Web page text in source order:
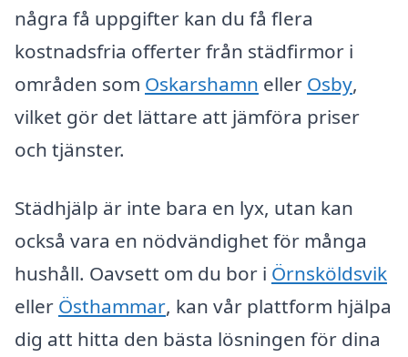
några få uppgifter kan du få flera
kostnadsfria offerter från städfirmor i
områden som Oskarshamn eller Osby,
vilket gör det lättare att jämföra priser
och tjänster.
Städhjälp är inte bara en lyx, utan kan
också vara en nödvändighet för många
hushåll. Oavsett om du bor i Örnsköldsvik
eller Östhammar, kan vår plattform hjälpa
dig att hitta den bästa lösningen för dina